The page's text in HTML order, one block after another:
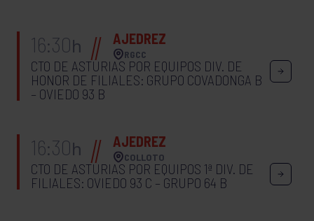
16:30h AJEDREZ
RGCC
CTO DE ASTURIAS POR EQUIPOS DIV. DE
HONOR DE FILIALES: GRUPO COVADONGA B
– OVIEDO 93 B
16:30h AJEDREZ
COLLOTO
CTO DE ASTURIAS POR EQUIPOS 1ª DIV. DE
FILIALES: OVIEDO 93 C – GRUPO 64 B